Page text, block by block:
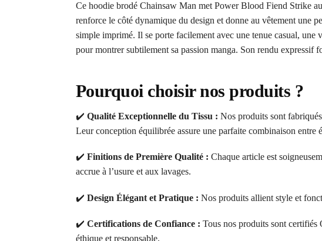
Ce hoodie brodé Chainsaw Man met Power Blood Fiend Strike
renforce le côté dynamique du design et donne au vêtement une
simple imprimé. Il se porte facilement avec une tenue casual, une
pour montrer subtilement sa passion manga. Son rendu
Pourquoi choisir nos produits ?
✔️ Qualité Exceptionnelle du Tissu : Nos produits sont
Leur conception équilibrée assure une parfaite combinaison entre
✔️ Finitions de Première Qualité : Chaque article est
accrue à l’usure et aux lavages.
✔️ Design Élégant et Pratique : Nos produits allient style et
✔️ Certifications de Confiance : Tous nos produits sont
éthique et responsable.